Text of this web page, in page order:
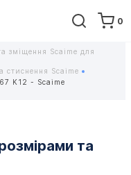
0
прилади
Scaime - Купити датчики
зміщення Scaime для
стиснення Scaime
K12 - Scaime
та